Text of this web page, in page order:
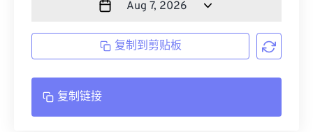
复制到剪贴板
复制链接